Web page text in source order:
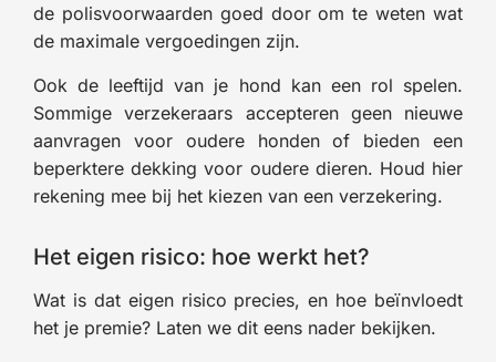
de polisvoorwaarden goed door om te weten wat
de maximale vergoedingen zijn.
Ook de leeftijd van je hond kan een rol spelen.
Sommige verzekeraars accepteren geen nieuwe
aanvragen voor oudere honden of bieden een
beperktere dekking voor oudere dieren. Houd hier
rekening mee bij het kiezen van een verzekering.
Het eigen risico: hoe werkt het?
Wat is dat eigen risico precies, en hoe beïnvloedt
het je premie? Laten we dit eens nader bekijken.